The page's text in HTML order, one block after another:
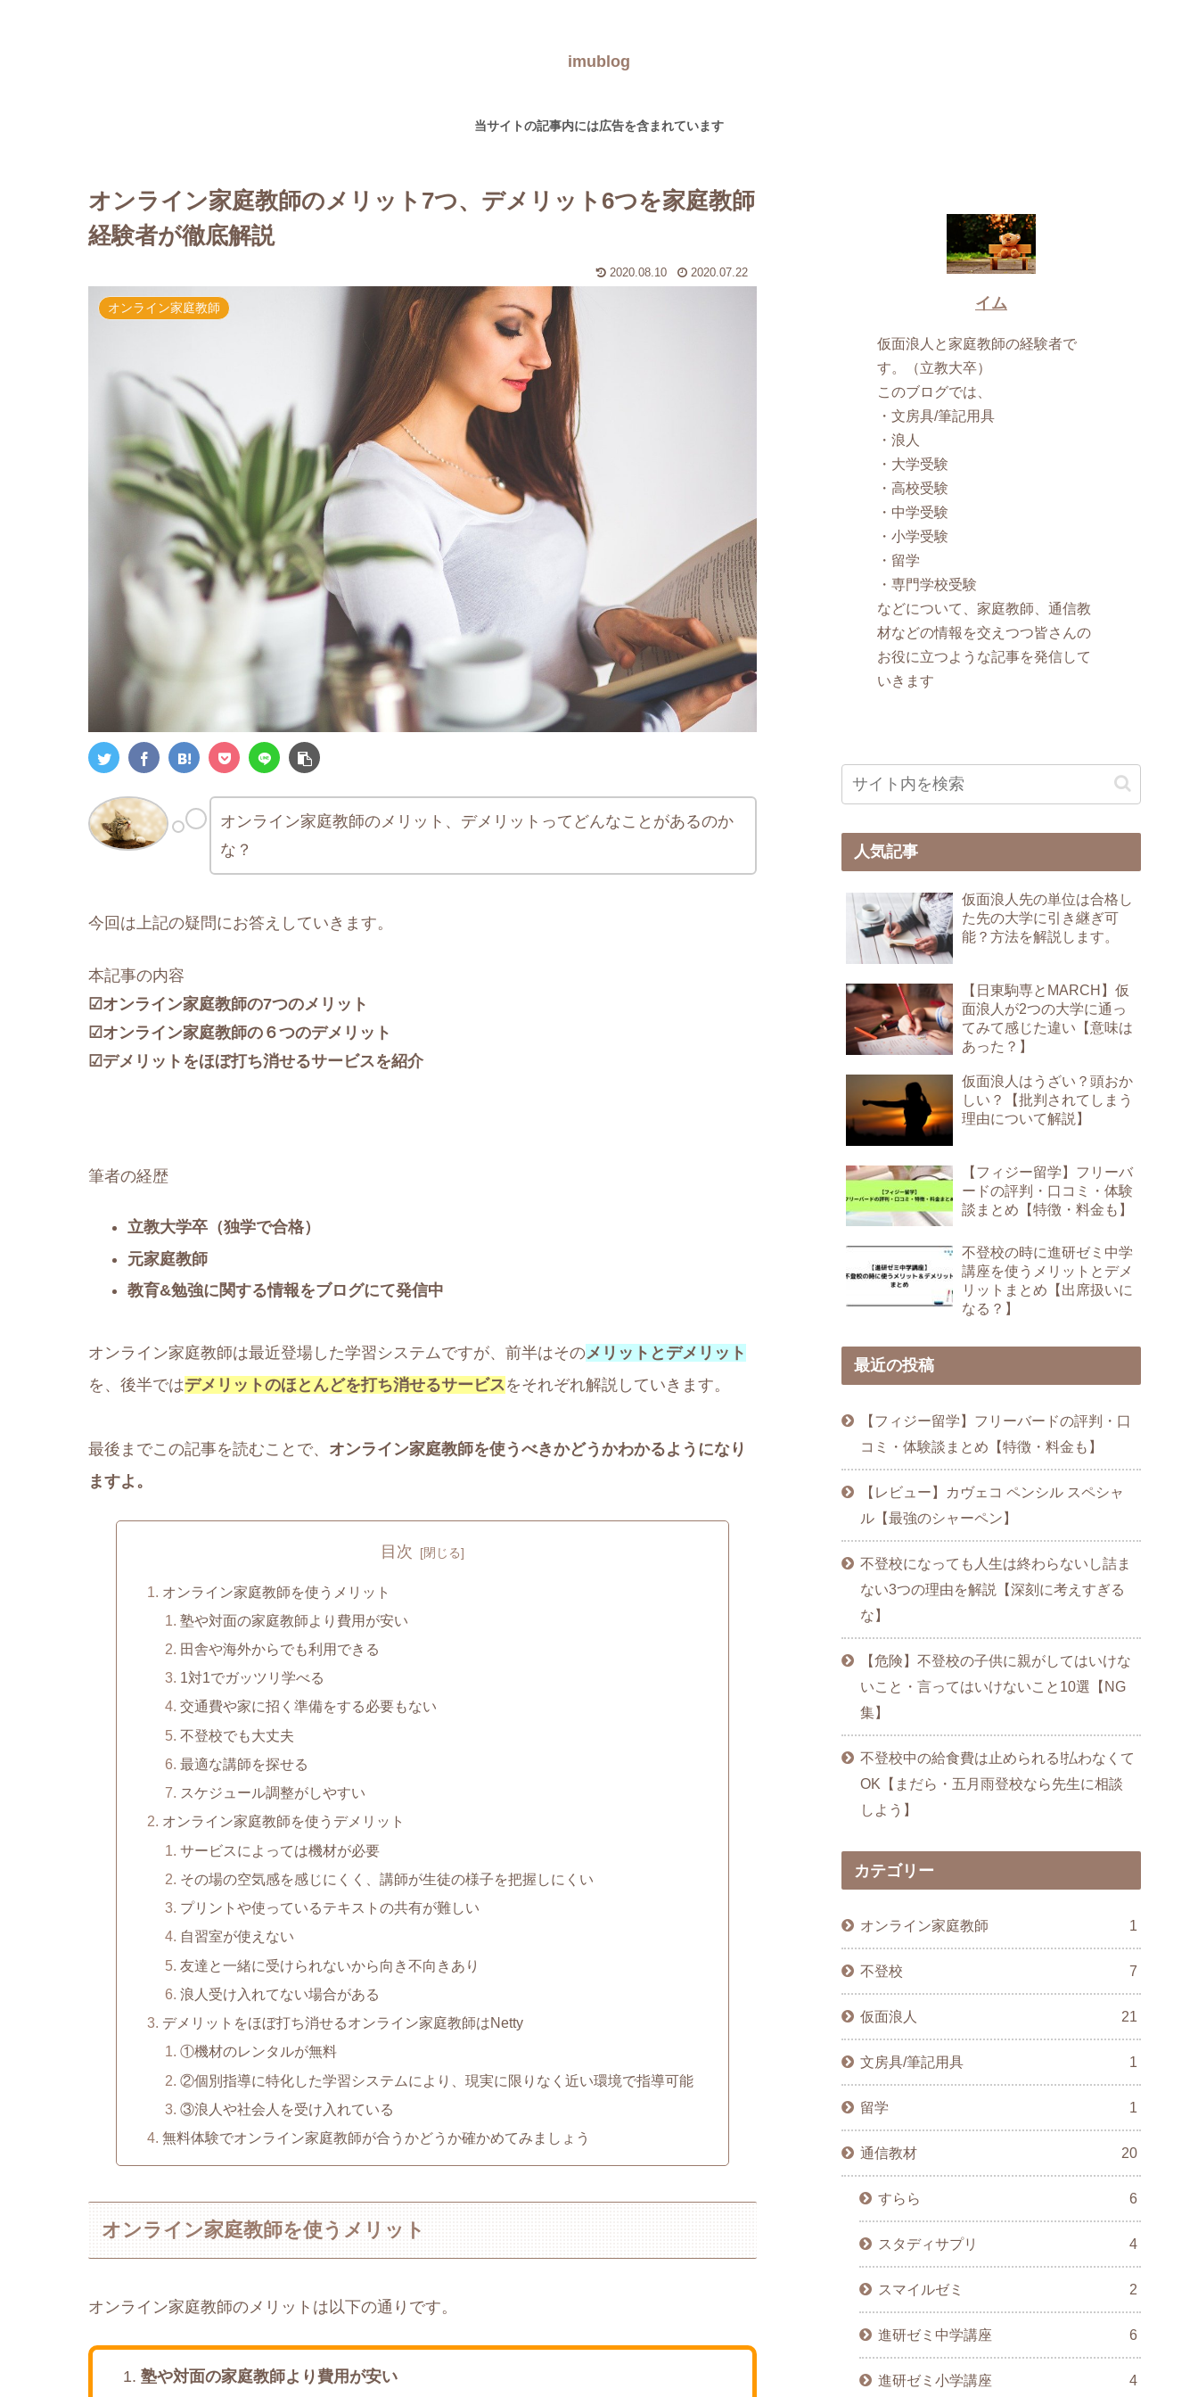
imublog
当サイトの記事内には広告を含まれています
オンライン家庭教師のメリット7つ、デメリット6つを家庭教師
経験者が徹底解説
2020.08.10 2020.07.22
オンライン家庭教師
オンライン家庭教師のメリット、デメリットってどんなことがあるのか
な？
今回は上記の疑問にお答えしていきます。
本記事の内容
☑オンライン家庭教師の7つのメリット
☑オンライン家庭教師の６つのデメリット
☑デメリットをほぼ打ち消せるサービスを紹介
筆者の経歴
立教大学卒（独学で合格）
元家庭教師
教育&勉強に関する情報をブログにて発信中
オンライン家庭教師は最近登場した学習システムですが、前半はそのメリットとデメリット
を、後半ではデメリットのほとんどを打ち消せるサービスをそれぞれ解説していきます。
最後までこの記事を読むことで、 オンライン家庭教師を使うべきかどうかわかるようになり
ますよ。
目次
オンライン家庭教師を使うメリット
塾や対面の家庭教師より費用が安い
田舎や海外からでも利用できる
1対1でガッツリ学べる
交通費や家に招く準備をする必要もない
不登校でも大丈夫
最適な講師を探せる
スケジュール調整がしやすい
オンライン家庭教師を使うデメリット
サービスによっては機材が必要
その場の空気感を感じにくく、講師が生徒の様子を把握しにくい
プリントや使っているテキストの共有が難しい
自習室が使えない
友達と一緒に受けられないから向き不向きあり
浪人受け入れてない場合がある
デメリットをほぼ打ち消せるオンライン家庭教師はNetty
①機材のレンタルが無料
②個別指導に特化した学習システムにより、現実に限りなく近い環境で指導可能
③浪人や社会人を受け入れている
無料体験でオンライン家庭教師が合うかどうか確かめてみましょう
オンライン家庭教師を使うメリット
オンライン家庭教師のメリットは以下の通りです。
塾や対面の家庭教師より費用が安い
イム
仮面浪人と家庭教師の経験者で
す。（立教大卒）
このブログでは、
・文房具/筆記用具
・浪人
・大学受験
・高校受験
・中学受験
・小学受験
・留学
・専門学校受験
などについて、家庭教師、通信教
材などの情報を交えつつ皆さんの
お役に立つような記事を発信して
いきます
人気記事
仮面浪人先の単位は合格し
た先の大学に引き継ぎ可
能？方法を解説します。
【日東駒専とMARCH】仮
面浪人が2つの大学に通っ
てみて感じた違い【意味は
あった？】
仮面浪人はうざい？頭おか
しい？【批判されてしまう
理由について解説】
【フィジー留学】フリーバ
ードの評判・口コミ・体験
談まとめ【特徴・料金も】
不登校の時に進研ゼミ中学
講座を使うメリットとデメ
リットまとめ【出席扱いに
なる？】
最近の投稿
【フィジー留学】フリーバードの評判・口
コミ・体験談まとめ【特徴・料金も】
【レビュー】カヴェコ ペンシル スペシャ
ル【最強のシャーペン】
不登校になっても人生は終わらないし詰ま
ない3つの理由を解説【深刻に考えすぎる
な】
【危険】不登校の子供に親がしてはいけな
いこと・言ってはいけないこと10選【NG
集】
不登校中の給食費は止められる!払わなくて
OK【まだら・五月雨登校なら先生に相談
しよう】
カテゴリー
オンライン家庭教師 1
不登校 7
仮面浪人 21
文房具/筆記用具 1
留学 1
通信教材 20
すらら 6
スタディサプリ 4
スマイルゼミ 2
進研ゼミ中学講座 6
進研ゼミ小学講座 4